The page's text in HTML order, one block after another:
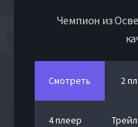
Чемпион из
Смотреть 2
4 плеер